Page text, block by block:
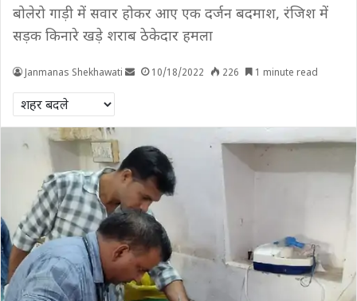
बोलेरो गाड़ी में सवार होकर आए एक दर्जन बदमाश, रंजिश में
सड़क किनारे खड़े शराब ठेकेदार हमला
Janmanas Shekhawati 10/18/2022 226 1 minute read